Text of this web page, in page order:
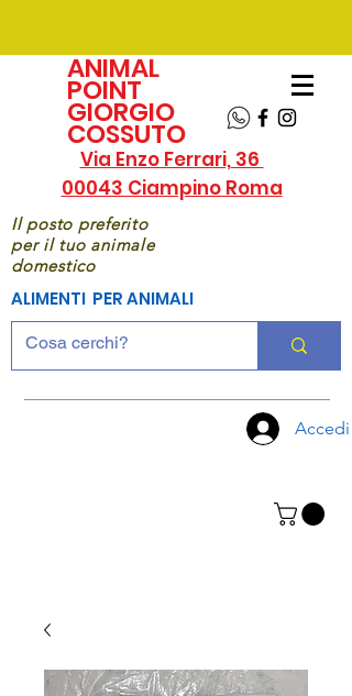
ANIMAL
POINT
GIORGIO
COSSUTO
Via Enzo Ferrari, 36
00043 Ciampino Roma
Il posto preferito
per il tuo animale
domestico
ALIMENTI PER ANIMALI
Accedi